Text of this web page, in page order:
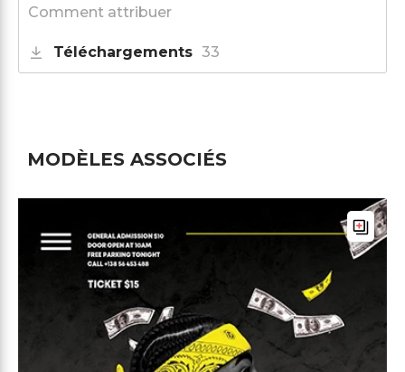
Comment attribuer
Téléchargements 33
MODÈLES ASSOCIÉS